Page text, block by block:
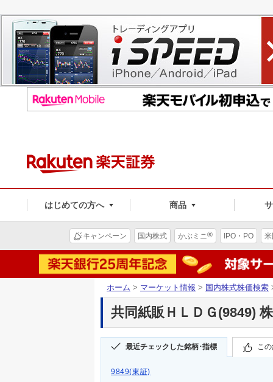
はじめての方へ 商品
キャンペーン 国内株式 かぶミニ® IPO・PO
ホーム > マーケット情報 > 国内株式株価検索
共同紙販ＨＬＤＧ(9849)
最近チェックした銘柄･指標 こ
9849(東証)